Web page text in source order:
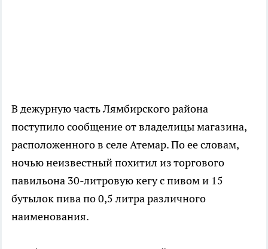
В дежурную часть Лямбирского района
поступило сообщение от владелицы магазина,
расположенного в селе Атемар. По ее словам,
ночью неизвестный похитил из торгового
павильона 30-литровую кегу с пивом и 15
бутылок пива по 0,5 литра различного
наименования.